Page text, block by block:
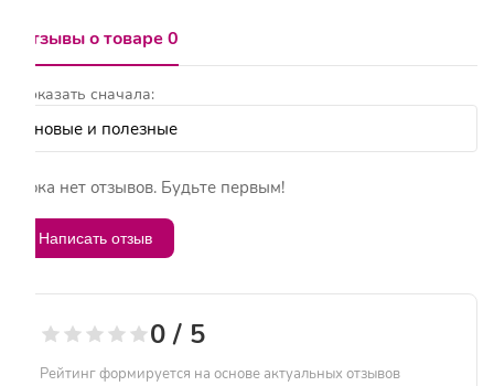
Отзывы о товаре 0
Показать сначала:
Пока нет отзывов. Будьте первым!
Написать отзыв
0 / 5
Рейтинг формируется на основе актуальных отзывов